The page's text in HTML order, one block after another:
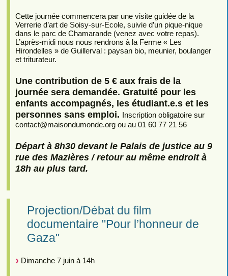
Cette journée commencera par une visite guidée de la
Verrerie d’art de Soisy-sur-Ecole, suivie d’un pique-nique
dans le parc de Chamarande (venez avec votre repas).
L’après-midi nous nous rendrons à la Ferme « Les
Hirondelles » de Guillerval : paysan bio, meunier, boulanger
et triturateur.
Une contribution de 5 € aux frais de la
journée sera demandée. Gratuité pour les
enfants accompagnés, les étudiant.e.s et les
personnes sans emploi. Inscription obligatoire sur
contact@maisondumonde.org ou au 01 60 77 21 56
Départ à 8h30 devant le Palais de justice au 9
rue des Mazières / retour au même endroit à
18h au plus tard.
Projection/Débat du film
documentaire "Pour l’honneur de
Gaza"
Dimanche 7 juin à 14h